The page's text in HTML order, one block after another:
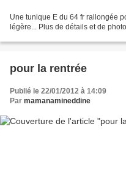
Une tunique E du 64 fr rallongée
légère... Plus de détails et de
pour la rentrée
Publié le 22/01/2012 à 14:09
Par mamanamineddine